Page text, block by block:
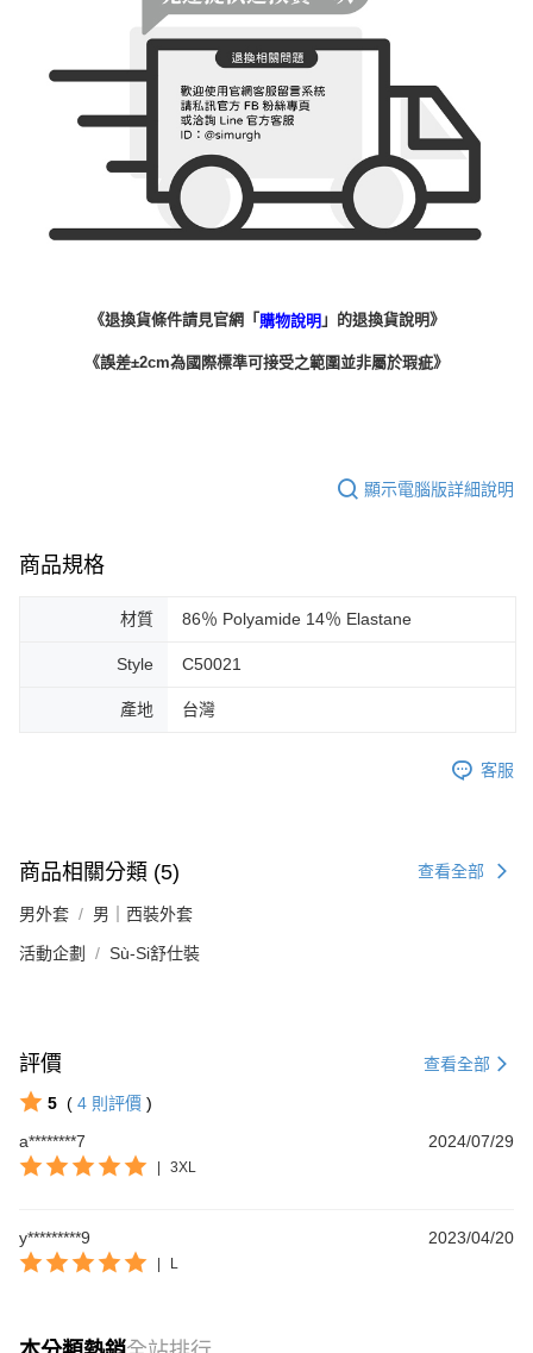
《退換貨條件請見官網「 購物說明」的退換貨說明 》
《誤差±2cm為國際標準可接受之範圍並非屬於瑕疵》
顯示電腦版詳細說明
商品規格
材質 86％ Polyamide 14％ Elastane
Style C50021
產地 台灣
客服
商品相關分類 (5) 查看全部
男外套 男｜西裝外套
活動企劃 Sù-Si舒仕裝
評價 查看全部
5 ( 4 則評價 )
a********7
2024/07/29
3XL
y*********9 2023/04/20
L